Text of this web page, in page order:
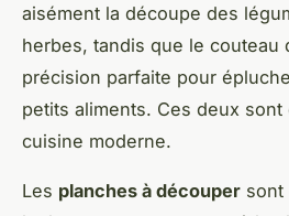
aisément la découpe des
herbes, tandis que le couteau
précision parfaite pour
petits aliments. Ces deux
cuisine moderne.
Les planches à découper sont